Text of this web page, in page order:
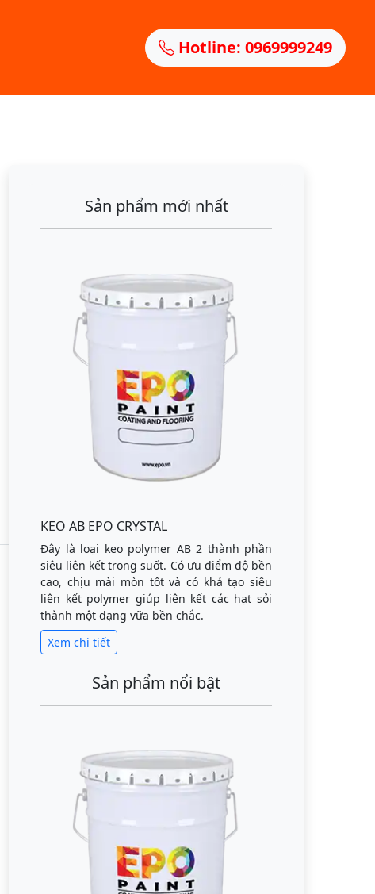
Hotline: 0969999249
Sản phẩm mới nhất
KEO AB EPO CRYSTAL
Đây là loại keo polymer AB 2 thành phần
siêu liên kết trong suốt. Có ưu điểm độ bền
cao, chịu mài mòn tốt và có khả tạo siêu
liên kết polymer giúp liên kết các hạt sỏi
thành một dạng vữa bền chắc.
Xem chi tiết
Sản phẩm nổi bật